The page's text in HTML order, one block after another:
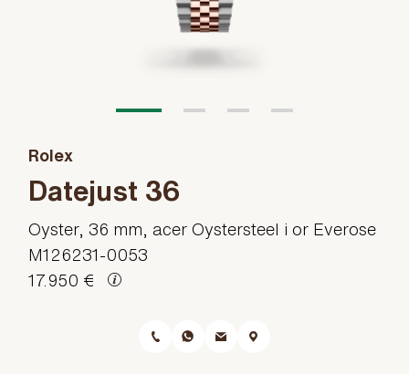
Rolex
Datejust 36
Oyster, 36 mm, acer Oystersteel i or Everose
M126231-0053
17.950 €